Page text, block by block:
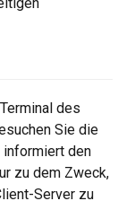
des
Sie die
den
zu dem Zweck,
Server zu